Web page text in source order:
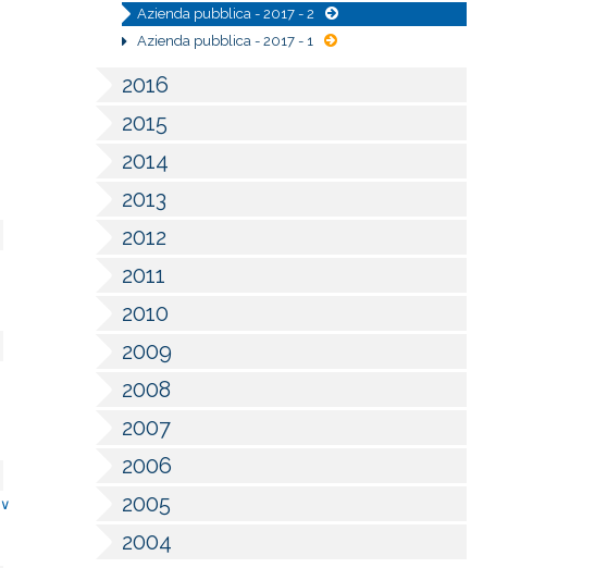
∨
Azienda pubblica - 2017 - 2
Azienda pubblica - 2017 - 1
2016
2015
2014
2013
2012
2011
2010
2009
2008
2007
2006
2005
2004